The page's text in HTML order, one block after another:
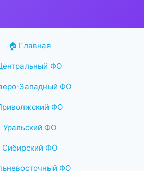
🏠 Главная
ФО
Западный ФО
ФО
Уральский ФО
Сибирский ФО
ФО